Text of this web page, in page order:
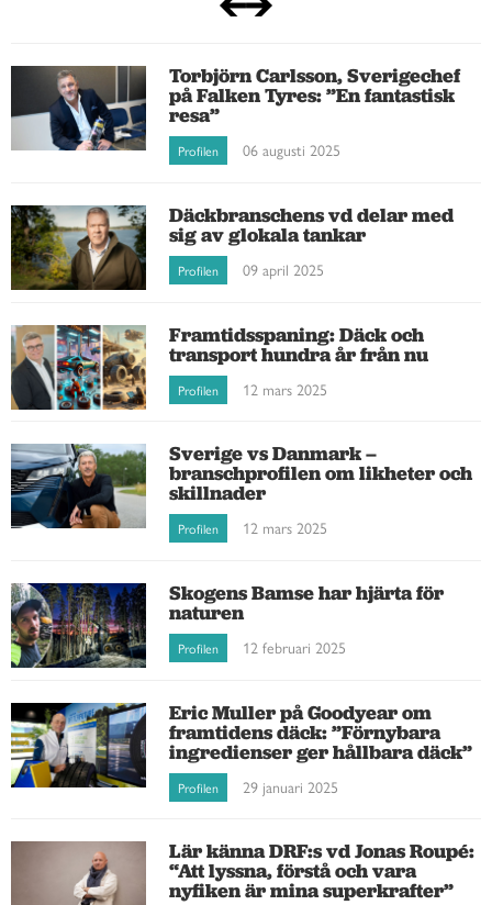
Torbjörn Carlsson, Sverigechef
på Falken Tyres: ”En fantastisk
resa”
Profilen 06 augusti 2025
Däckbranschens vd delar med
sig av glokala tankar
Profilen 09 april 2025
Framtidsspaning: Däck och
transport hundra år från nu
Profilen 12 mars 2025
Sverige vs Danmark –
branschprofilen om likheter och
skillnader
Profilen 12 mars 2025
Skogens Bamse har hjärta för
naturen
Profilen 12 februari 2025
Eric Muller på Goodyear om
framtidens däck: ”Förnybara
ingredienser ger hållbara däck”
Profilen 29 januari 2025
Lär känna DRF:s vd Jonas Roupé:
“Att lyssna, förstå och vara
nyfiken är mina superkrafter”